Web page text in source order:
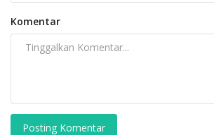
Komentar
Posting Komentar